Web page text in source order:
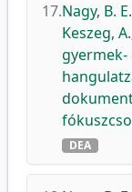
17.Nagy, B. E.
Keszeg, A.
DEA